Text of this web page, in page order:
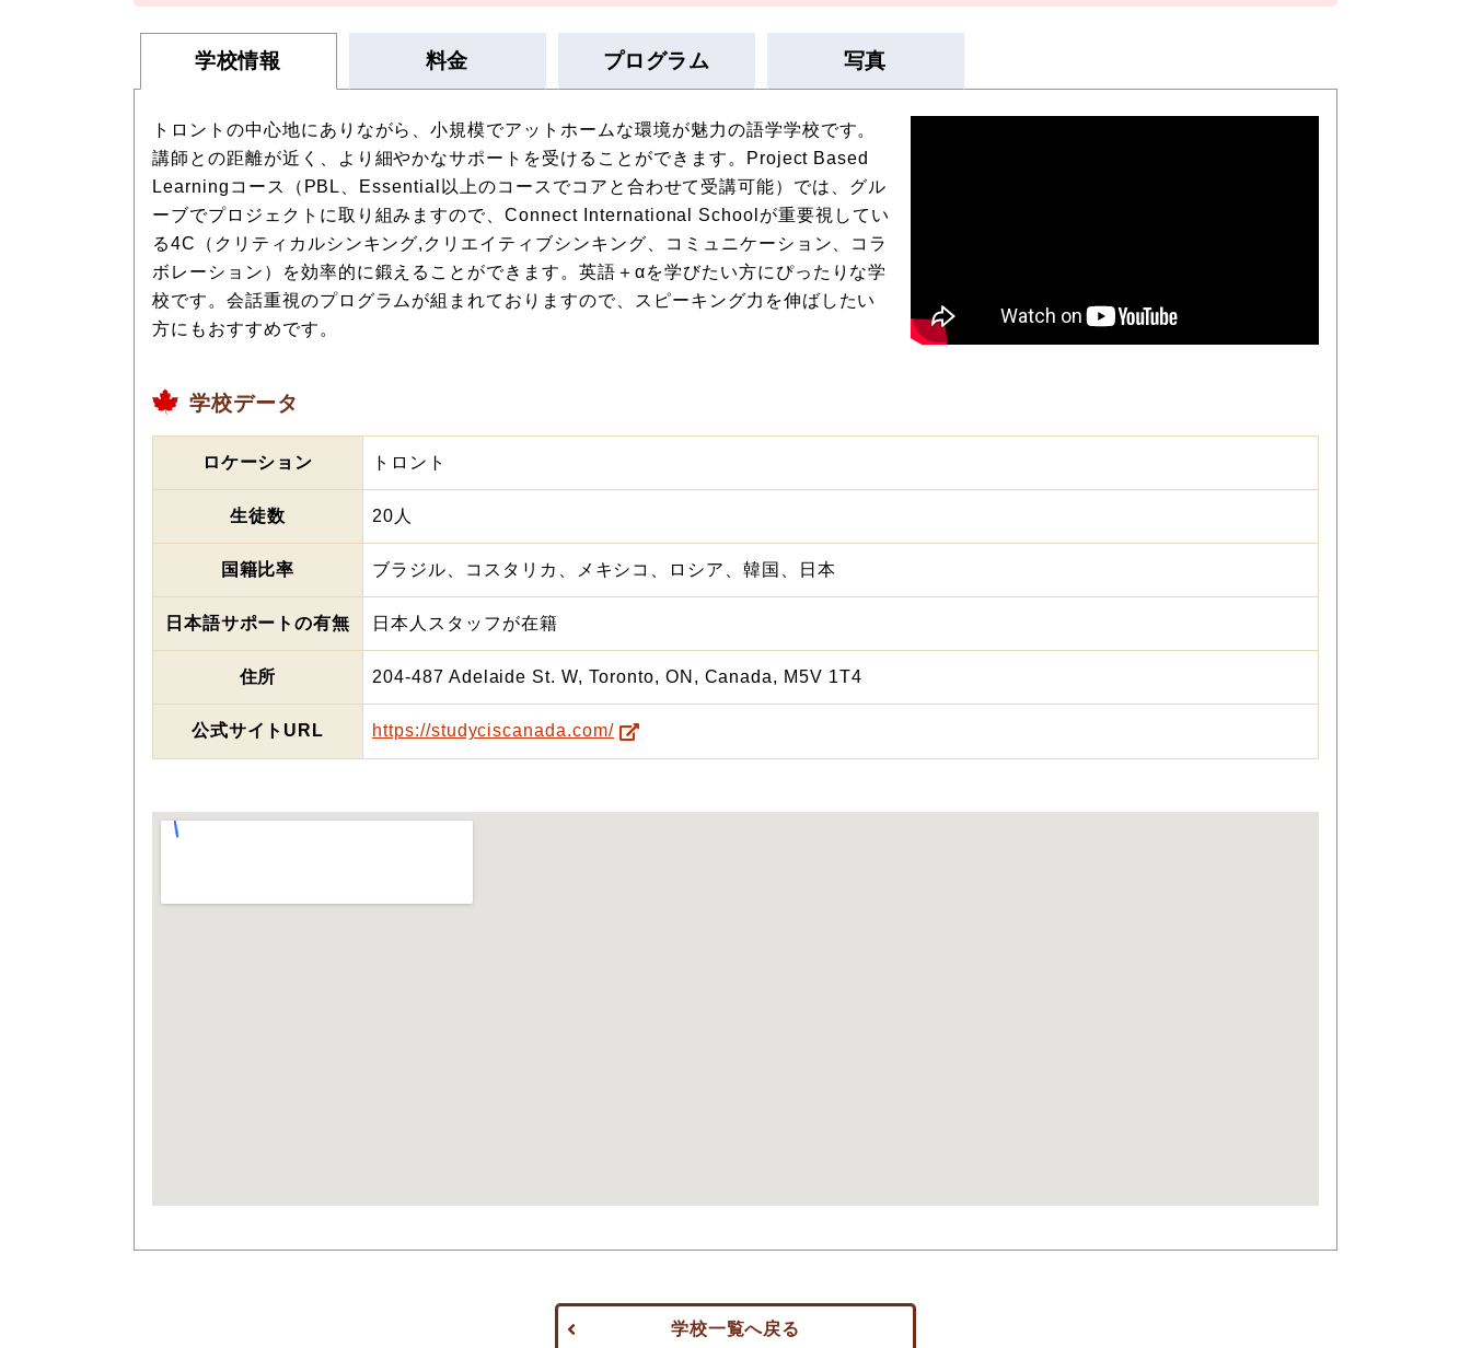
学校情報 料金 プログラム 写真
トロントの中心地にありながら、小規模でアットホームな環境が魅力の語学学校です。
講師との距離が近く、より細やかなサポートを受けることができます。Project Based
Learningコース（PBL、Essential以上のコースでコアと合わせて受講可能）では、グル
ーブでプロジェクトに取り組みますので、Connect International Schoolが重要視してい
る4C（クリティカルシンキング,クリエイティブシンキング、コミュニケーション、コラ
ボレーション）を効率的に鍛えることができます。英語＋αを学びたい方にぴったりな学
校です。会話重視のプログラムが組まれておりますので、スピーキング力を伸ばしたい
方にもおすすめです。
学校データ
ロケーション トロント
生徒数 20人
国籍比率 ブラジル、コスタリカ、メキシコ、ロシア、韓国、日本
日本語サポートの有無 日本人スタッフが在籍
住所 204-487 Adelaide St. W, Toronto, ON, Canada, M5V 1T4
公式サイトURL https://studyciscanada.com/
学校一覧へ戻る